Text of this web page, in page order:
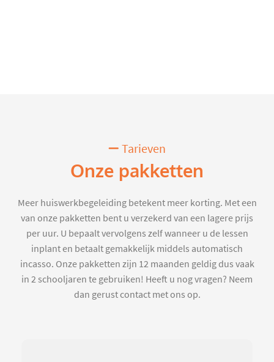
Tarieven
Onze pakketten
Meer huiswerkbegeleiding betekent meer korting. Met een
van onze pakketten bent u verzekerd van een lagere prijs
per uur. U bepaalt vervolgens zelf wanneer u de lessen
inplant en betaalt gemakkelijk middels automatisch
incasso. Onze pakketten zijn 12 maanden geldig dus vaak
in 2 schooljaren te gebruiken! Heeft u nog vragen? Neem
dan gerust contact met ons op.